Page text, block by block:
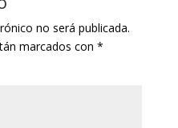
no será publicada.
marcados con *